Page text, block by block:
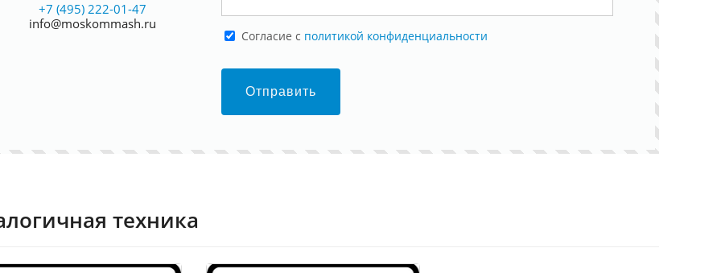
+7 (495) 222-01-47
info@moskommash.ru
Cогласие с политикой конфиденциальности
Отправить
техника